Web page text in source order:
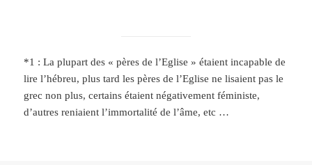
*1 : La plupart des « pères de l’Eglise » étaient incapable de
lire l’hébreu, plus tard les pères de l’Eglise ne lisaient pas le
grec non plus, certains étaient négativement féministe,
d’autres reniaient l’immortalité de l’âme, etc …